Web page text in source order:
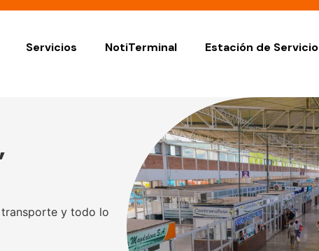
Servicios NotiTerminal Estación de Servicio
transporte y todo lo